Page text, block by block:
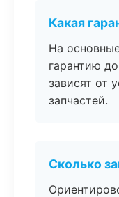
Какая
На
гарантию
зависят от
запчастей.
Сколько